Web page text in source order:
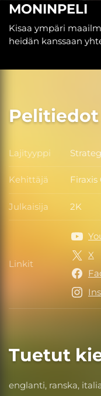
MONINPELI
Kisaa ympäri
heidän kanssaan
Pelitiedot
Lajityyppi
Kehittäjä Firaxis
Julkaisija 2K
Linkit Linkit
X
Tuetut
englanti, ranska,